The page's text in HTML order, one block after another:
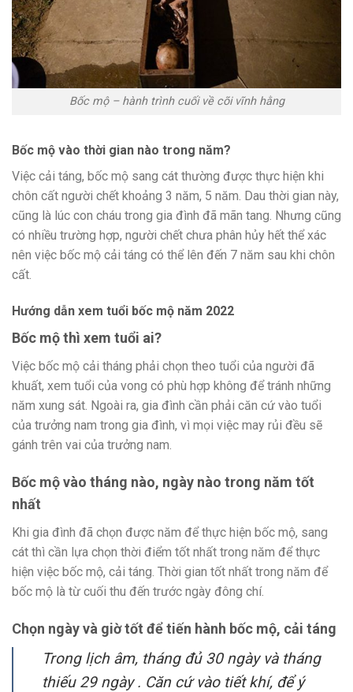
Bốc mộ – hành trình cuối về cõi vĩnh hằng
Bốc mộ vào thời gian nào trong năm?
Việc cải táng, bốc mộ sang cát thường được thực hiện khi
chôn cất người chết khoảng 3 năm, 5 năm. Dau thời gian này,
cũng là lúc con cháu trong gia đình đã mãn tang. Nhưng cũng
có nhiều trường hợp, người chết chưa phân hủy hết thể xác
nên việc bốc mộ cải táng có thể lên đến 7 năm sau khi chôn
cất.
Hướng dẫn xem tuổi bốc mộ năm 2022
Bốc mộ thì xem tuổi ai?
Việc bốc mộ cải tháng phải chọn theo tuổi của người đã
khuất, xem tuổi của vong có phù hợp không để tránh những
năm xung sát. Ngoài ra, gia đình cần phải căn cứ vào tuổi
của trưởng nam trong gia đình, vì mọi việc may rủi đều sẽ
gánh trên vai của trưởng nam.
Bốc mộ vào tháng nào, ngày nào trong năm tốt
nhất
Khi gia đình đã chọn được năm để thực hiện bốc mộ, sang
cát thì cần lựa chọn thời điểm tốt nhất trong năm để thực
hiện việc bốc mộ, cải táng. Thời gian tốt nhất trong năm để
bốc mộ là từ cuối thu đến trước ngày đông chí.
Chọn ngày và giờ tốt để tiến hành bốc mộ, cải táng
Trong lịch âm, tháng đủ 30 ngày và tháng
thiếu 29 ngày . Căn cứ vào tiết khí, để ý